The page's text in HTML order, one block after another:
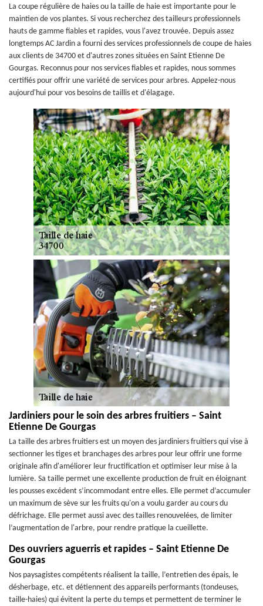
La coupe régulière de haies ou la taille de haie est importante pour le
maintien de vos plantes. Si vous recherchez des tailleurs professionnels
hauts de gamme fiables et rapides, vous l'avez trouvée. Depuis assez
longtemps AC Jardin a fourni des services professionnels de coupe de haies
aux clients de 34700 et d'autres zones situées en Saint Etienne De
Gourgas. Reconnus pour nos services fiables et rapides, nous sommes
certifiés pour offrir une variété de services pour arbres. Appelez-nous
aujourd'hui pour vos besoins de taillis et d'élagage.
Jardiniers pour le soin des arbres fruitiers – Saint
Etienne De Gourgas
La taille des arbres fruitiers est un moyen des jardiniers fruitiers qui vise à
sectionner les tiges et branchages des arbres pour leur offrir une forme
originale afin d'améliorer leur fructification et optimiser leur mise à la
lumière. Sa taille permet une excellente production de fruit en éloignant
les pousses excédent s’incommodant entre elles. Elle permet d’accumuler
un maximum de sève sur les fruits qu'on a voulu garder au cours du
défrichage. Elle permet aussi avec des tailles renouvelées, de limiter
l’augmentation de l'arbre, pour rendre pratique la cueillette.
Des ouvriers aguerris et rapides – Saint Etienne De
Gourgas
Nos paysagistes compétents réalisent la taille, l’entretien des épais, le
désherbage, etc. et détiennent des appareils performants (tondeuses,
taille-haies) qui évitent la perte du temps et permettent de terminer le